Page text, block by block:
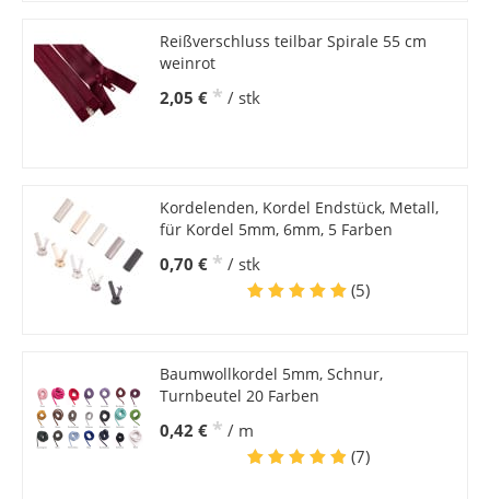
Reißverschluss teilbar Spirale 55 cm
weinrot
2,05 € * / stk
Kordelenden, Kordel Endstück, Metall,
für Kordel 5mm, 6mm, 5 Farben
0,70 € * / stk
(5)
Baumwollkordel 5mm, Schnur,
Turnbeutel 20 Farben
0,42 € * / m
(7)